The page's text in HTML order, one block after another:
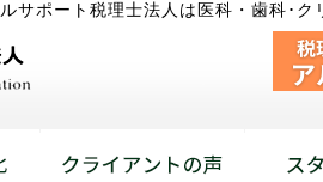
サポート税理士法人は医科・歯科･